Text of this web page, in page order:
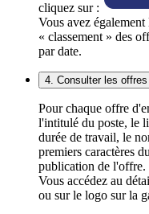
cliquez sur :
Vous avez
« classement » des
par date.
4. Consulter les
Pour chaque offre
l'intitulé du poste, le
durée de travail, le
premiers caractères
publication de l'offre.
Vous accédez au
ou sur le logo sur la